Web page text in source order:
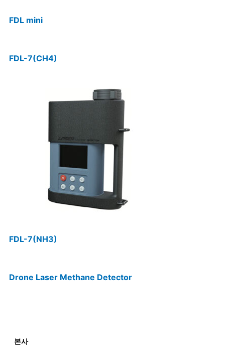
FDL mini
FDL-7(CH4)
FDL-7(NH3)
Drone Laser Methane Detector
본사